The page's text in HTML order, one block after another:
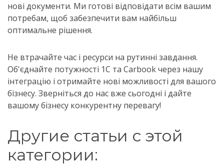
нові документи. Ми готові відповідати всім вашим
потребам, щоб забезпечити вам найбільш
оптимальне рішення.
Не втрачайте час і ресурси на рутинні завдання.
Об'єднайте потужності 1С та Carbook через нашу
інтеграцію і отримайте нові можливості для вашого
бізнесу. Зверніться до нас вже сьогодні і дайте
вашому бізнесу конкурентну перевагу!
Другие статьи с этой
категории: